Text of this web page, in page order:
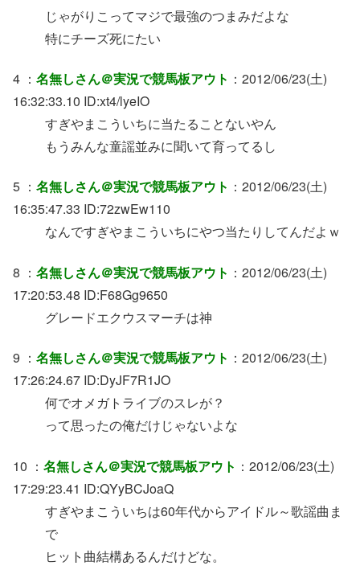
じゃがりこってマジで最強のつまみだよな
特にチーズ死にたい
4 ： 名無しさん＠実況で競馬板アウト ：2012/06/23(土)
16:32:33.10 ID:xt4/lyeIO
すぎやまこういちに当たることないやん
もうみんな童謡並みに聞いて育ってるし
5 ： 名無しさん＠実況で競馬板アウト ：2012/06/23(土)
16:35:47.33 ID:72zwEw110
なんですぎやまこういちにやつ当たりしてんだよｗ
8 ： 名無しさん＠実況で競馬板アウト ：2012/06/23(土)
17:20:53.48 ID:F68Gg9650
グレードエクウスマーチは神
9 ： 名無しさん＠実況で競馬板アウト ：2012/06/23(土)
17:26:24.67 ID:DyJF7R1JO
何でオメガトライブのスレが？
って思ったの俺だけじゃないよな
10 ： 名無しさん＠実況で競馬板アウト ：2012/06/23(土)
17:29:23.41 ID:QYyBCJoaQ
すぎやまこういちは60年代からアイドル～歌謡曲ま
で
ヒット曲結構あるんだけどな。